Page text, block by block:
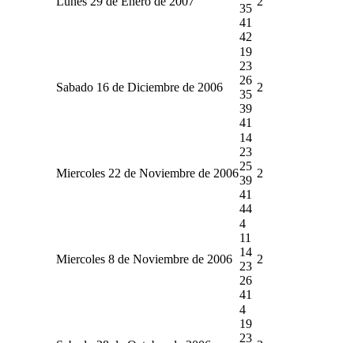
35
41
42
Sabado 16 de Diciembre de 2006
19
23
26
35
39
41
2
Miercoles 22 de Noviembre de 2006
14
23
25
39
41
44
2
Miercoles 8 de Noviembre de 2006
4
11
14
23
26
41
2
4
19
23